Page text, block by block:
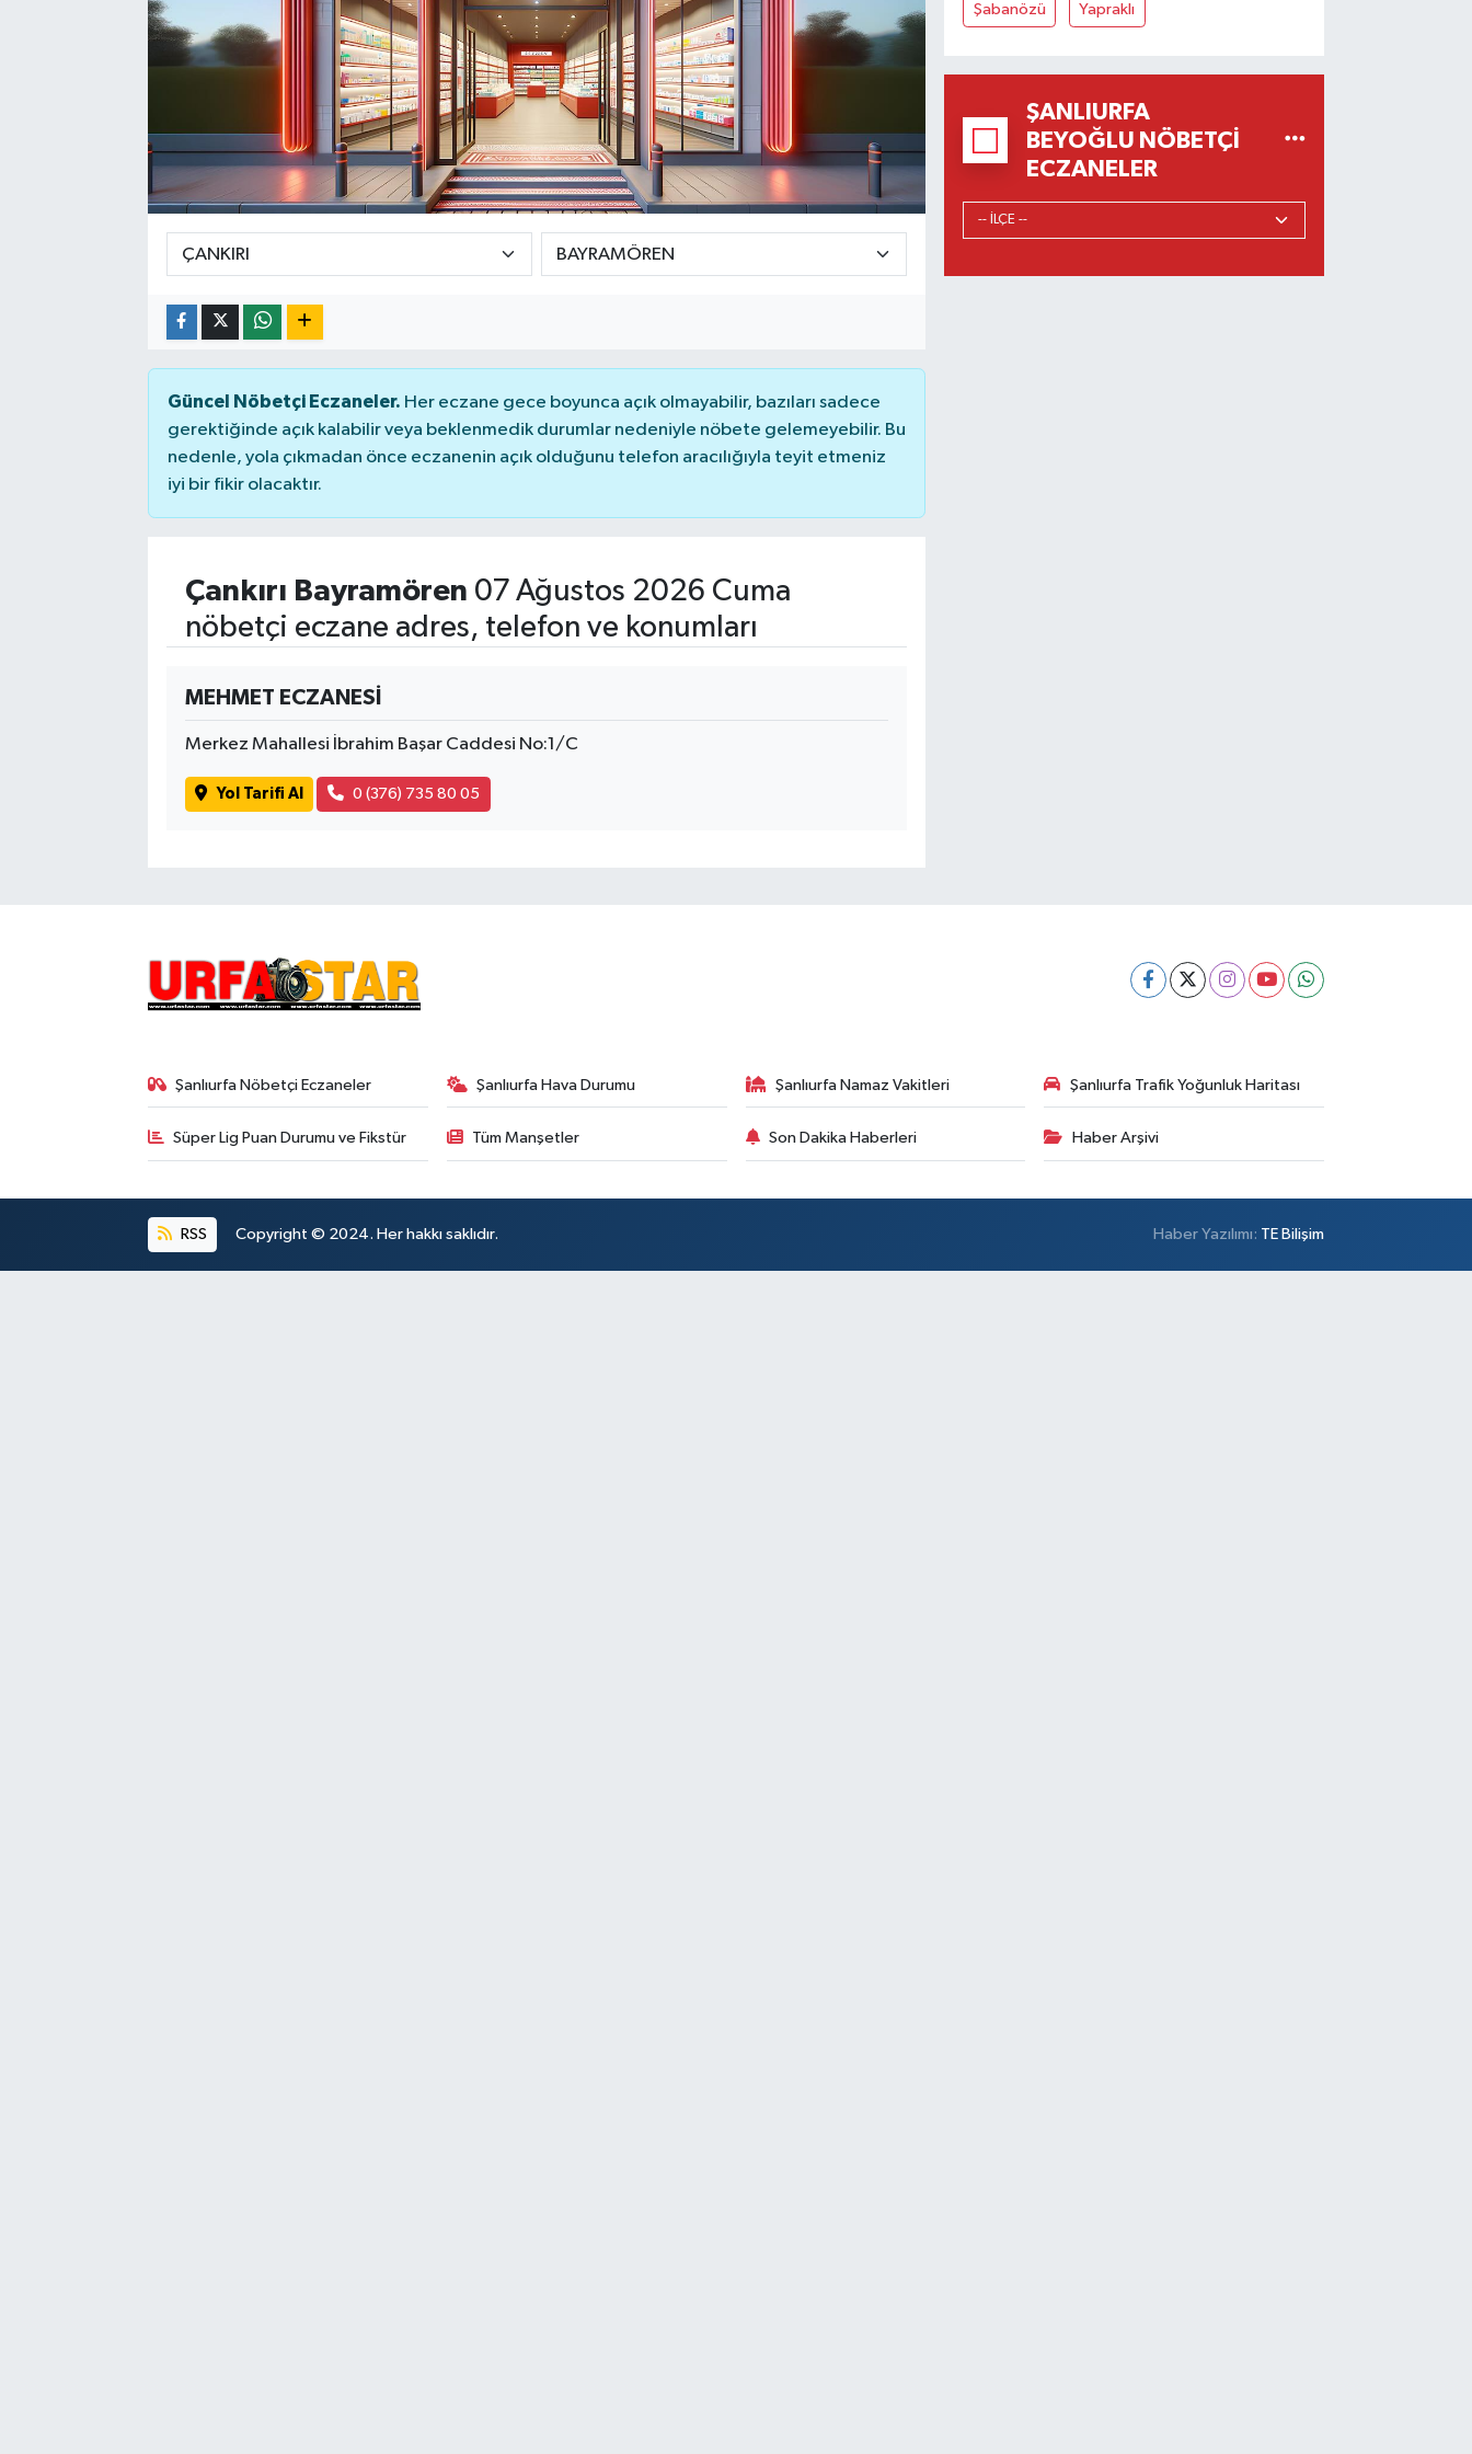
Güncel Nöbetçi Eczaneler. Her eczane gece boyunca açık olmayabilir, bazıları sadece
gerektiğinde açık kalabilir veya beklenmedik durumlar nedeniyle nöbete gelemeyebilir. Bu
nedenle, yola çıkmadan önce eczanenin açık olduğunu telefon aracılığıyla teyit etmeniz
iyi bir fikir olacaktır.
Çankırı Bayramören 07 Ağustos 2026 Cuma
nöbetçi eczane adres, telefon ve konumları
MEHMET ECZANESİ
Merkez Mahallesi İbrahim Başar Caddesi No:1/C
Yol Tarifi Al 0 (376) 735 80 05
Şabanözü Yapraklı
ŞANLIURFA
BEYOĞLU NÖBETÇI
ECZANELER
Şanlıurfa Nöbetçi Eczaneler Şanlıurfa Hava Durumu Şanlıurfa Namaz Vakitleri Şanlıurfa Trafik Yoğunluk Haritası
Süper Lig Puan Durumu ve Fikstür Tüm Manşetler Son Dakika Haberleri Haber Arşivi
RSS Copyright © 2024. Her hakkı saklıdır. Haber Yazılımı: TE Bilişim